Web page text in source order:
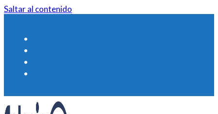
Saltar al contenido